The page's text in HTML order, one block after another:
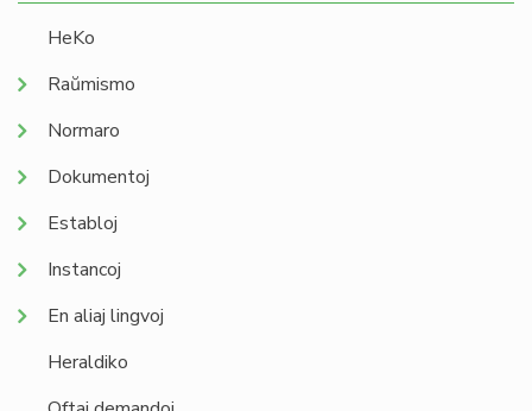
HeKo
Raŭmismo
Normaro
Dokumentoj
Establoj
Instancoj
En aliaj lingvoj
Heraldiko